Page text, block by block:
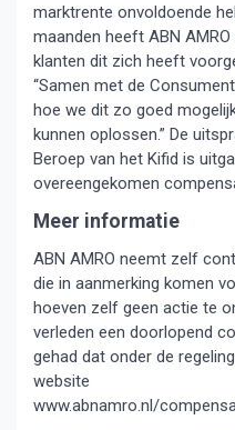
marktrente onvoldoende
maanden heeft ABN
klanten dit zich heeft
“Samen met de
hoe we dit zo goed
kunnen oplossen.” De
Beroep van het Kifid is
overeengekomen
Meer informatie
ABN AMRO neemt zelf
die in aanmerking komen
hoeven zelf geen actie te
verleden een doorlopend
gehad dat onder de
website
www.abnamro.nl/